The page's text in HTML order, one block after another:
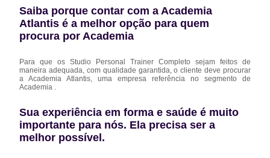
Saiba porque contar com a Academia
Atlantis é a melhor opção para quem
procura por Academia
Para que os Studio Personal Trainer Completo sejam feitos de
maneira adequada, com qualidade garantida, o cliente deve procurar
a Academia Atlantis, uma empresa referência no segmento de
Academia .
Sua experiência em forma e saúde é muito
importante para nós. Ela precisa ser a
melhor possível.